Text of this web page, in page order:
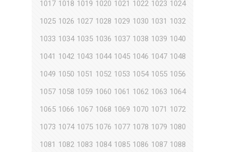
1017 1018 1019 1020 1021 1022 1023 1024
1025 1026 1027 1028 1029 1030 1031 1032
1033 1034 1035 1036 1037 1038 1039 1040
1041 1042 1043 1044 1045 1046 1047 1048
1049 1050 1051 1052 1053 1054 1055 1056
1057 1058 1059 1060 1061 1062 1063 1064
1065 1066 1067 1068 1069 1070 1071 1072
1073 1074 1075 1076 1077 1078 1079 1080
1081 1082 1083 1084 1085 1086 1087 1088